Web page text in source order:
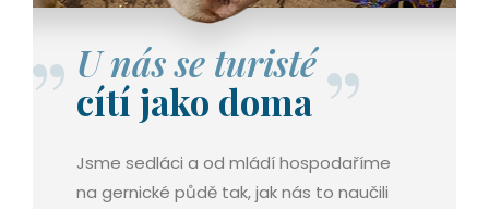
U nás se turisté
cítí jako doma
Jsme sedláci a od mládí hospodaříme
na gernické půdě tak, jak nás to naučili